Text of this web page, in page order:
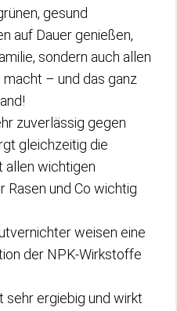
gesund
auf Dauer genießen,
sondern auch allen
– und das ganz
zuverlässig gegen
gleichzeitig die
allen wichtigen
Rasen und Co wichtig
weisen eine
der NPK-Wirkstoffe
sehr ergiebig und wirkt